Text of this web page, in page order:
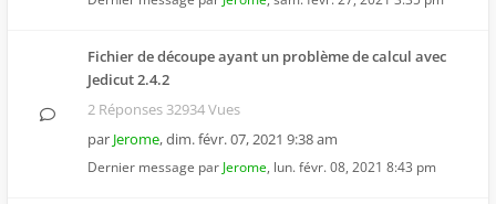
Fichier de découpe ayant un problème de calcul avec
Jedicut 2.4.2
2 Réponses 32934 Vues
par Jerome,dim. févr. 07, 2021 9:38 am
Dernier message par Jerome, lun. févr. 08, 2021 8:43 pm